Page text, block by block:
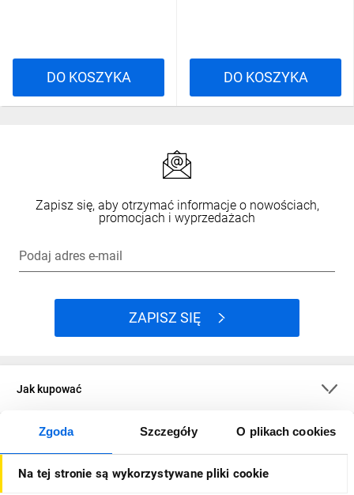
Zgoda Szczegóły O plikach cookies
Na tej stronie są wykorzystywane pliki cookie
DO KOSZYKA DO KOSZYKA
Zapisz się, aby otrzymać informacje o nowościach,
promocjach i wyprzedażach
Podaj adres e-mail
ZAPISZ SIĘ
Jak kupować
O firmie